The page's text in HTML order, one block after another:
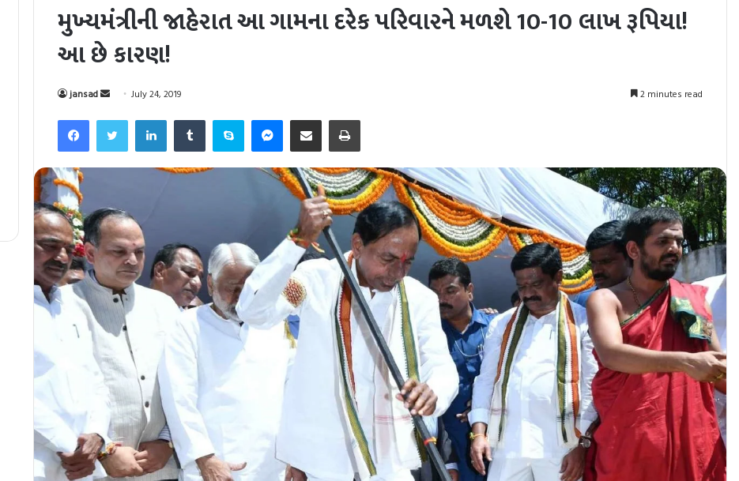
મુખ્યમંત્રીની જાહેરાત આ ગામના દરેક પરિવારને મળશે 10-10 લાખ રૂપિયા!
આ છે કારણ!
jansad
Send
email
July 24, 2019 2 minutes read
Facebook
TwitterLinkedInTumblrSkypeMessenger
Share via EmailPrint